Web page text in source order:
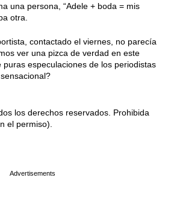
una persona, “Adele + boda = mis
otra.
contactado el viernes, no parecía
ver una pizca de verdad en este
especulaciones de los periodistas
los derechos reservados. Prohibida
el permiso).